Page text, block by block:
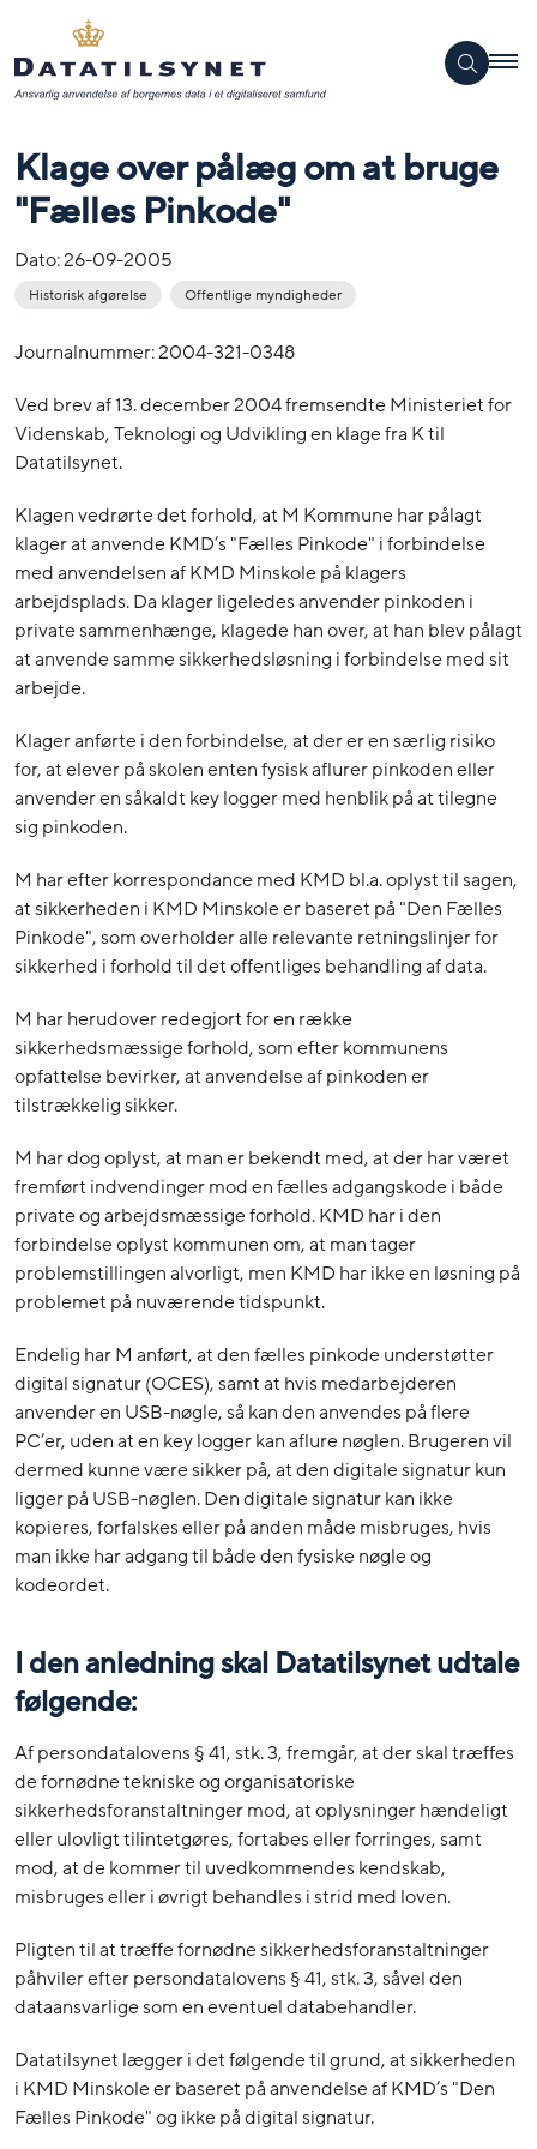
Klage over pålæg om at bruge
"Fælles Pinkode"
Dato:26-09-2005
Historisk afgørelse Offentlige myndigheder
Journalnummer: 2004-321-0348
Ved brev af 13. december 2004 fremsendte Ministeriet for
Videnskab, Teknologi og Udvikling en klage fra K til
Datatilsynet.
Klagen vedrørte det forhold, at M Kommune har pålagt
klager at anvende KMD’s "Fælles Pinkode" i forbindelse
med anvendelsen af KMD Minskole på klagers
arbejdsplads. Da klager ligeledes anvender pinkoden i
private sammenhænge, klagede han over, at han blev pålagt
at anvende samme sikkerhedsløsning i forbindelse med sit
arbejde.
Klager anførte i den forbindelse, at der er en særlig risiko
for, at elever på skolen enten fysisk aflurer pinkoden eller
anvender en såkaldt key logger med henblik på at tilegne
sig pinkoden.
M har efter korrespondance med KMD bl.a. oplyst til sagen,
at sikkerheden i KMD Minskole er baseret på "Den Fælles
Pinkode", som overholder alle relevante retningslinjer for
sikkerhed i forhold til det offentliges behandling af data.
M har herudover redegjort for en række
sikkerhedsmæssige forhold, som efter kommunens
opfattelse bevirker, at anvendelse af pinkoden er
tilstrækkelig sikker.
M har dog oplyst, at man er bekendt med, at der har været
fremført indvendinger mod en fælles adgangskode i både
private og arbejdsmæssige forhold. KMD har i den
forbindelse oplyst kommunen om, at man tager
problemstillingen alvorligt, men KMD har ikke en løsning på
problemet på nuværende tidspunkt.
Endelig har M anført, at den fælles pinkode understøtter
digital signatur (OCES), samt at hvis medarbejderen
anvender en USB-nøgle, så kan den anvendes på flere
PC’er, uden at en key logger kan aflure nøglen. Brugeren vil
dermed kunne være sikker på, at den digitale signatur kun
ligger på USB-nøglen. Den digitale signatur kan ikke
kopieres, forfalskes eller på anden måde misbruges, hvis
man ikke har adgang til både den fysiske nøgle og
kodeordet.
I den anledning skal Datatilsynet udtale
følgende:
Af persondatalovens § 41, stk. 3, fremgår, at der skal træffes
de fornødne tekniske og organisatoriske
sikkerhedsforanstaltninger mod, at oplysninger hændeligt
eller ulovligt tilintetgøres, fortabes eller forringes, samt
mod, at de kommer til uvedkommendes kendskab,
misbruges eller i øvrigt behandles i strid med loven.
Pligten til at træffe fornødne sikkerhedsforanstaltninger
påhviler efter persondatalovens § 41, stk. 3, såvel den
dataansvarlige som en eventuel databehandler.
Datatilsynet lægger i det følgende til grund, at sikkerheden
i KMD Minskole er baseret på anvendelse af KMD’s "Den
Fælles Pinkode" og ikke på digital signatur.